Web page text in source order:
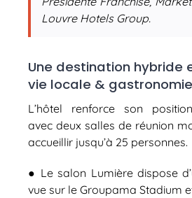
Louvre Hotels Group.
Une destination hybride
vie locale & gastronomie
L’hôtel renforce son
avec deux salles de réunion
accueillir jusqu’à 25 personnes.
● Le salon Lumière dispose
vue sur le Groupama Stadium